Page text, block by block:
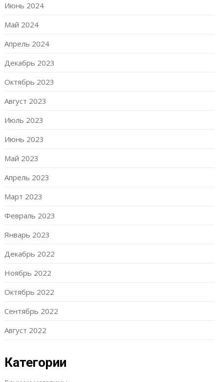
Июнь 2024
Май 2024
Апрель 2024
Декабрь 2023
Октябрь 2023
Август 2023
Июль 2023
Июнь 2023
Май 2023
Апрель 2023
Март 2023
Февраль 2023
Январь 2023
Декабрь 2022
Ноябрь 2022
Октябрь 2022
Сентябрь 2022
Август 2022
Категории